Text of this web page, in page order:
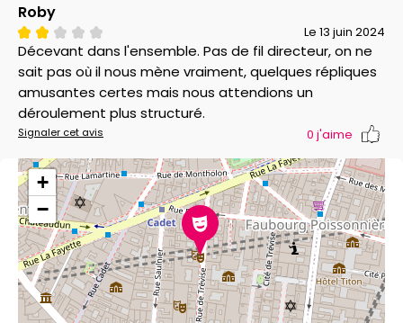
Roby
Le 13 juin 2024
Décevant dans l'ensemble. Pas de fil directeur, on ne
sait pas où il nous mène vraiment, quelques répliques
amusantes certes mais nous attendions un
déroulement plus structuré.
Signaler cet avis 0 j'aime
+
−